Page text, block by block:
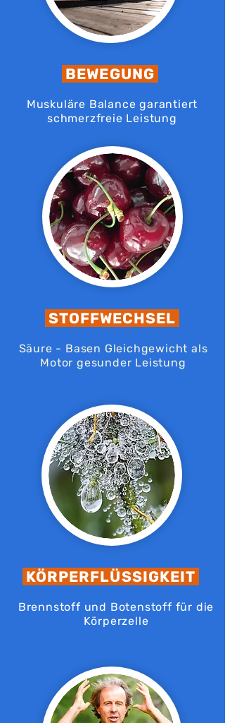
BEWEGUNG
Muskuläre Balance garantiert
schmerzfreie Leistung
STOFFWECHSEL
Säure - Basen Gleichgewicht als
Motor gesunder Leistung
KÖRPERFLÜSSIGKEIT
Brennstoff und Botenstoff für die
Körperzelle